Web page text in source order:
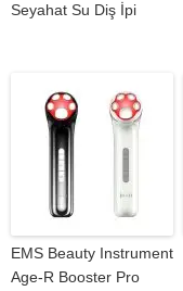
Seyahat Su Diş İpi
EMS Beauty Instrument
Age-R Booster Pro